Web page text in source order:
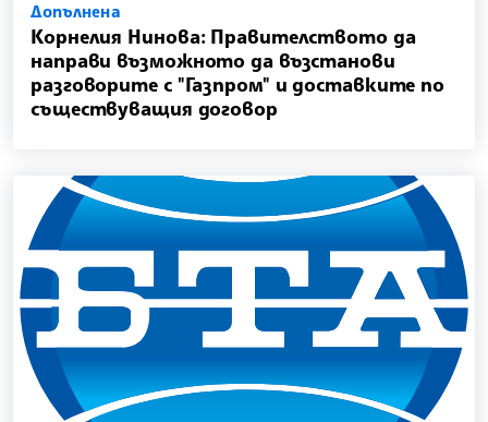
Допълнена
Корнелия Нинова: Правителството да
направи възможното да възстанови
разговорите с "Газпром" и доставките по
съществуващия договор